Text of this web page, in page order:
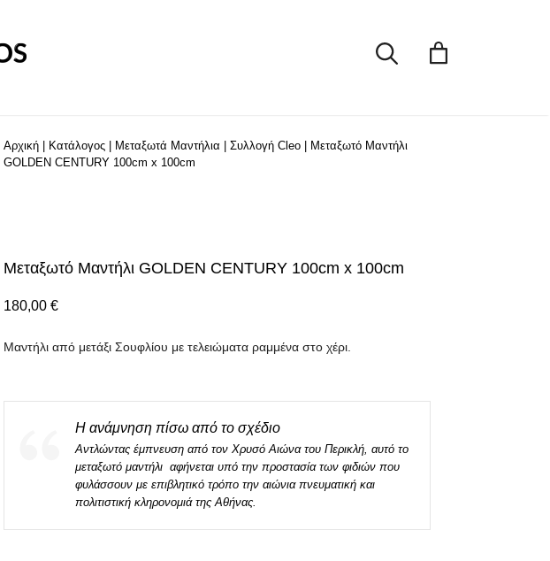
Αρχική| Κατάλογος| Μεταξωτά Μαντήλια Συλλογή Cleo|
Μεταξωτό Μαντήλι
GOLDEN CENTURY 100cm x 100cm
Μεταξωτό Μαντήλι GOLDEN CENTURY 100cm x 100cm
180,00 €
Μαντήλι από μετάξι Σουφλίου με τελειώματα ραμμένα στο χέρι.
Η ανάμνηση πίσω από το σχέδιο
Αντλώντας έμπνευση από τον Χρυσό Αιώνα του Περικλή, αυτό το
μεταξωτό μαντήλι αφήνεται υπό την προστασία των φιδιών που
φυλάσσουν με επιβλητικό τρόπο την αιώνια πνευματική και
πολιτιστική κληρονομιά της Αθήνας.